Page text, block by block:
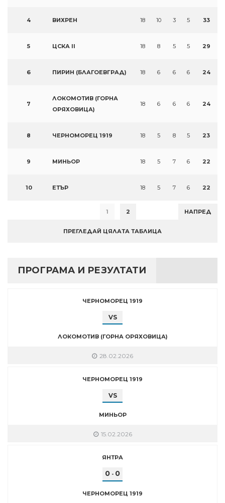
4 ВИХРЕН 18 10 3 5 33
5 ЦСКА II 18 8 5 5 29
6 ПИРИН (БЛАГОЕВГРАД) 18 6 6 6 24
7
ЛОКОМОТИВ (ГОРНА
ОРЯХОВИЦА)
18 6 6 6 24
8 ЧЕРНОМОРЕЦ 1919 18 5 8 5 23
9 МИНЬОР 18 5 7 6 22
10 ЕТЪР 18 5 7 6 22
1 2 НАПРЕД
ПРЕГЛЕДАЙ ЦЯЛАТА ТАБЛИЦА
ПРОГРАМА И РЕЗУЛТАТИ
ЧЕРНОМОРЕЦ 1919
VS
ЛОКОМОТИВ (ГОРНА ОРЯХОВИЦА)
28.02.2026
ЧЕРНОМОРЕЦ 1919
VS
МИНЬОР
15.02.2026
ЯНТРА
0 - 0
ЧЕРНОМОРЕЦ 1919